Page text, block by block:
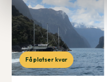
Få platser kvar